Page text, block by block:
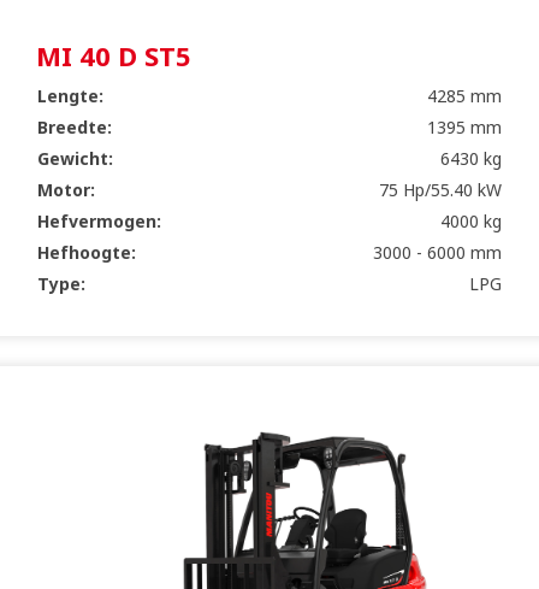
MI 40 D ST5
Lengte:
4285 mm
Breedte:
1395 mm
Gewicht:
6430 kg
Motor:
75 Hp/55.40 kW
Hefvermogen:
4000 kg
Hefhoogte:
3000 - 6000 mm
Type:
LPG